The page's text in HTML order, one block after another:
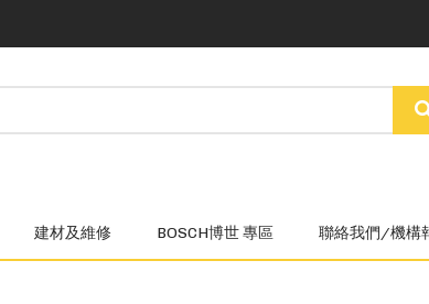
建材及維修 BOSCH博世 專區 聯絡我們/機構